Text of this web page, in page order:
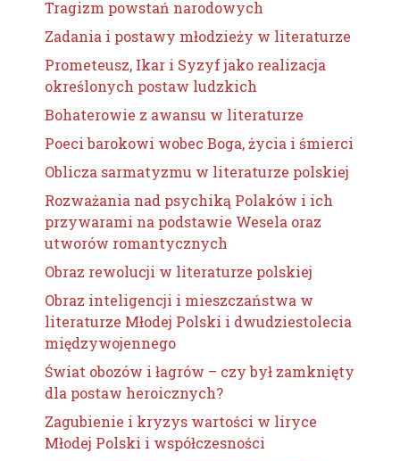
Tragizm powstań narodowych
Zadania i postawy młodzieży w literaturze
Prometeusz, Ikar i Syzyf jako realizacja
określonych postaw ludzkich
Bohaterowie z awansu w literaturze
Poeci barokowi wobec Boga, życia i śmierci
Oblicza sarmatyzmu w literaturze polskiej
Rozważania nad psychiką Polaków i ich
przywarami na podstawie Wesela oraz
utworów romantycznych
Obraz rewolucji w literaturze polskiej
Obraz inteligencji i mieszczaństwa w
literaturze Młodej Polski i dwudziestolecia
międzywojennego
Świat obozów i łagrów – czy był zamknięty
dla postaw heroicznych?
Zagubienie i kryzys wartości w liryce
Młodej Polski i współczesności